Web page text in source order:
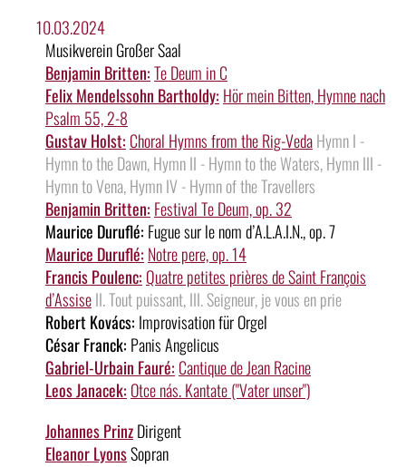
10.03.2024
Musikverein Großer Saal
Benjamin Britten:Te Deum in C
Felix Mendelssohn Bartholdy: Hör mein Bitten, Hymne nach
Psalm 55, 2-8
Gustav Holst: Choral Hymns from the Rig-VedaHymn I -
Hymn to the Dawn, Hymn II - Hymn to the Waters, Hymn III -
Hymn to Vena, Hymn IV - Hymn of the Travellers
Benjamin Britten: Festival Te Deum, op. 32
Maurice Duruflé: Fugue sur le nom d’A.L.A.I.N., op. 7
Maurice Duruflé: Notre pere, op. 14
Francis Poulenc: Quatre petites prières de Saint François
d’AssiseII. Tout puissant, III. Seigneur, je vous en prie
Robert Kovács: Improvisation für Orgel
César Franck: Panis Angelicus
Gabriel-Urbain Fauré: Cantique de Jean Racine
Leos Janacek: Otce nás. Kantate ("Vater unser")
Johannes PrinzDirigent
Eleanor LyonsSopran